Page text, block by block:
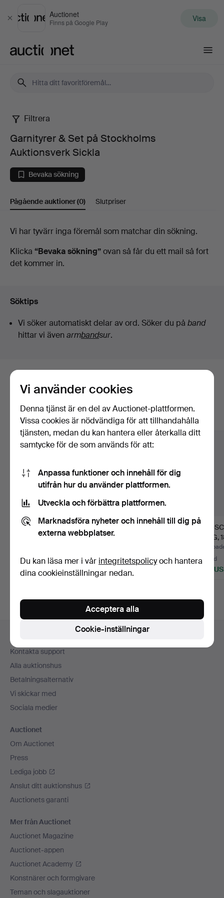
Stäng
Auctionet
Finns på Google Play Visa
Garnityrer
Set
på
Auktionsverk
Sickla
Filtrera
Garnityrer & Set på Stockholms
Auktionsverk Sickla
Bevaka sökning
Pågående auktioner(0) Slutpriser
Pågående
auktioner
Vi har tyvärr inga föremål som matchar din sökning.
Klicka “Bevaka sökning”ovan så får du ett mail så fort
det kommer in.
Söktips
Vi söker automatiskt delar av ord. Söker du på band
hittar vi även armbandsur.
Här är föremål från vårt arkiv som
matchar din sökning
Visa alla föremål
KALEVALA KORU, 4
delar, bestående av 2
10 bud
80 USD
ÖRHÄNGEN, 1 par, 18 k
2 bud
4 536 USD
ÖR…
19 bud
256
Sidfotsnavigation
Kontakta support
Alla auktionshus
Betalningsalternativ
Vi skickar med
Sociala medier
Auctionet
Om Auctionet
Press
Lediga jobb
Anslut ditt auktionshus
Auctionets garanti
Mer från Auctionet
Auctionet Magazine
Auctionet-appen
Auctionet Academy
Konstnärer och formgivare
Teman och slagauktioner
Vi använder cookies
Denna tjänst är en del av Auctionet-plattformen.
Vissa cookies är nödvändiga för att tillhandahålla
tjänsten, medan du kan hantera eller återkalla ditt
samtycke för de som används för att:
Anpassa funktioner och innehåll för dig
utifrån hur du använder plattformen.
Utveckla och förbättra plattformen.
Marknadsföra nyheter och innehåll till dig på
externa webbplatser.
Du kan läsa mer i vår integritetspolicyoch hantera
dina cookieinställningar nedan.
Cookie-inställningar
Acceptera alla